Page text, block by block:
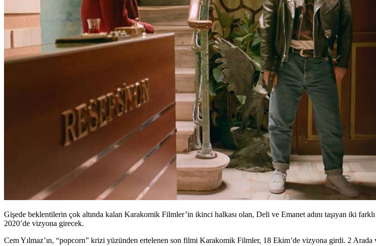
Gişede beklentilerin çok altında kalan Karakomik Filmler’in ikinci halkası olan, Deli ve Emanet adını taşıyan iki
2020’de vizyona girecek.
Cem Yılmaz’ın, “popcorn” krizi yüzünden ertelenen son filmi Karakomik Filmler, 18 Ekim’de vizyona girdi. 2 Arada